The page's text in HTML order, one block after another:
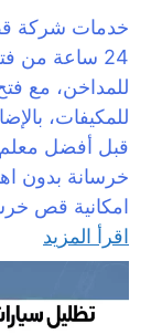
خدمات شركة
24 ساعة من
للمداخن، مع
للمكيفات،
قبل أفضل
خرسانة بدون
امكانية قص
اقرأ المزيد